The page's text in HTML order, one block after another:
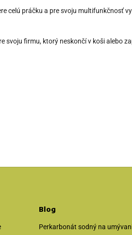
celú práčku a pre svoju multifunkčnosť
svoju firmu, ktorý neskončí v koši alebo
Blog
Perkarbonát sodný na